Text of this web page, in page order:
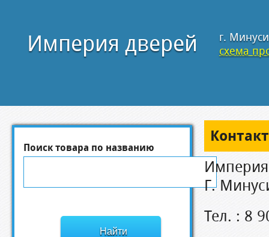
Империя дверей
г.
схема
Поиск товара по названию
Г.
Тел. : 8